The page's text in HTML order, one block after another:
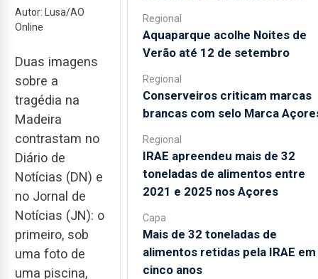
Autor: Lusa/AO
Online
Duas imagens
sobre a
tragédia na
Madeira
contrastam no
Diário de
Notícias (DN) e
no Jornal de
Notícias (JN): o
primeiro, sob
uma foto de
uma piscina,
Regional
Aquaparque acolhe Noites de
Verão até 12 de setembro
Regional
Conserveiros criticam marcas
brancas com selo Marca
Regional
IRAE apreendeu mais de 32
toneladas de alimentos entre
2021 e 2025 nos Açores
Capa
Mais de 32 toneladas de
alimentos retidas pela IRAE em
cinco anos